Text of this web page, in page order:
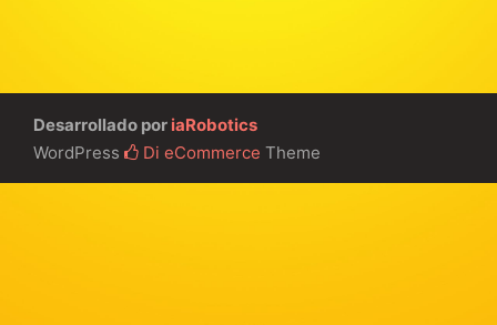
Desarrollado por iaRobotics
WordPress
Di eCommerce Theme